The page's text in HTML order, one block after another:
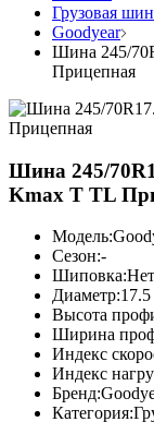
Грузовая
Goodyear
Шина 245/
Прицепная
Шина 245/
Kmax T TL
Модель:
Сезон:-
Шиповка:Нет
Диаметр:
Высота
Ширина
Индекс
Индекс
Бренд:
Категория: